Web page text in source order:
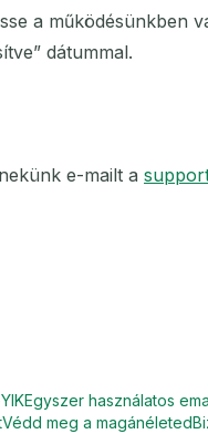
a működésünkben
dátummal.
e-mailt a
Egyszer használatos
Védd meg a magánéleted